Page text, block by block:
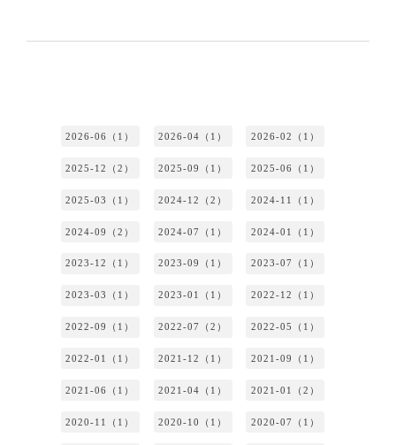
2026-06（1） 2026-04（1） 2026-02（1）
2025-12（2） 2025-09（1） 2025-06（1）
2025-03（1） 2024-12（2） 2024-11（1）
2024-09（2） 2024-07（1） 2024-01（1）
2023-12（1） 2023-09（1） 2023-07（1）
2023-03（1） 2023-01（1） 2022-12（1）
2022-09（1） 2022-07（2） 2022-05（1）
2022-01（1） 2021-12（1） 2021-09（1）
2021-06（1） 2021-04（1） 2021-01（2）
2020-11（1） 2020-10（1） 2020-07（1）